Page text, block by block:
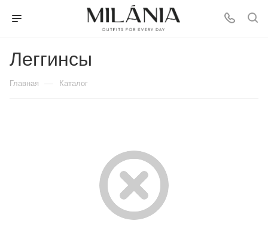
Леггинсы
Главная — Каталог